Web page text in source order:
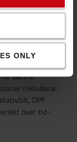
ONLY
för bättre
inkluderar:
DPF
över tid-